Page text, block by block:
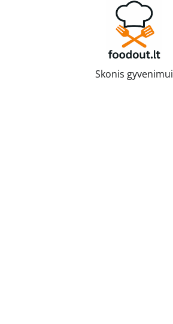
Skonis gyvenimui